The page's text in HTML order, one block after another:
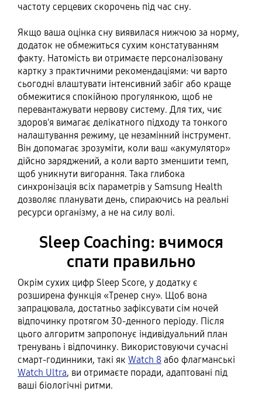
частоту серцевих скорочень під час сну.
Якщо ваша оцінка сну виявилася нижчою за норму,
додаток не обмежиться сухим констатуванням
факту. Натомість ви отримаєте персоналізовану
картку з практичними рекомендаціями: чи варто
сьогодні влаштувати інтенсивний забіг або краще
обмежитися спокійною прогулянкою, щоб не
перевантажувати нервову систему. Для тих, чиє
здоров'я вимагає делікатного підходу та тонкого
налаштування режиму, це незамінний інструмент.
Він допомагає зрозуміти, коли ваш «акумулятор»
дійсно заряджений, а коли варто зменшити темп,
щоб уникнути вигорання. Така глибока
синхронізація всіх параметрів у Samsung Health
дозволяє планувати день, спираючись на реальні
ресурси організму, а не на силу волі.
Sleep Coaching: вчимося
спати правильно
Окрім сухих цифр Sleep Score, у додатку є
розширена функція «Тренер сну». Щоб вона
запрацювала, достатньо зафіксувати сім ночей
відпочинку протягом 30-денного періоду. Після
цього алгоритм запропонує індивідуальний план
тренувань і відпочинку. Використовуючи сучасні
смарт-годинники, такі як Watch 8 або флагманські
Watch Ultra, ви отримаєте поради, адаптовані під
ваші біологічні ритми.